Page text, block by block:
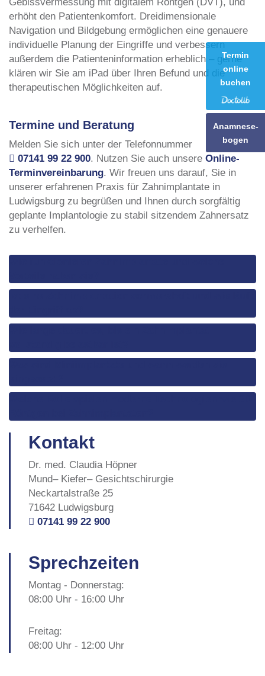
erhöht den Patientenkomfort. Dreidimensionale
Navigation und Bildgebung ermöglichen eine genauere
individuelle Planung der Eingriffe und verbessern
außerdem die Patienteninformation erheblich – gerne
klären wir Sie am iPad über Ihren Befund und die
therapeutischen Möglichkeiten auf.
Termine und Beratung
Melden Sie sich unter der Telefonnummer
07141 99 22 900. Nutzen Sie auch unsere Online-
Terminvereinbarung. Wir freuen uns darauf, Sie in
unserer erfahrenen Praxis für Zahnimplantate in
Ludwigsburg zu begrüßen und Ihnen durch sorgfältig
geplante Implantologie zu stabil sitzendem Zahnersatz
zu verhelfen.
Kontakt
Dr. med. Claudia Höpner
Mund– Kiefer– Gesichtschirurgie
Neckartalstraße 25
71642 Ludwigsburg
07141 99 22 900
Sprechzeiten
Montag - Donnerstag:
08:00 Uhr - 16:00 Uhr
Freitag:
08:00 Uhr - 12:00 Uhr
Termin
online
buchen
Anamnese-
bogen